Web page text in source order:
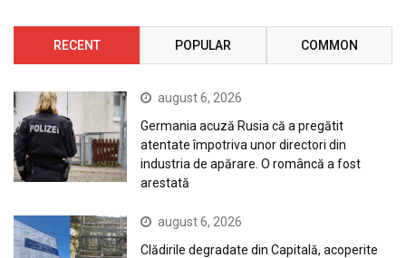
RECENT POPULAR COMMON
august 6, 2026
Germania acuză Rusia că a pregătit
atentate împotriva unor directori din
industria de apărare. O româncă a fost
arestată
august 6, 2026
Clădirile degradate din Capitală, acoperite